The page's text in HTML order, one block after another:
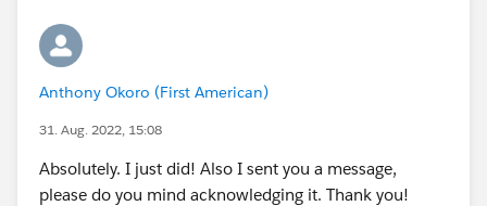
Anthony Okoro (First American)
31. Aug. 2022, 15:08
Absolutely. I just did! Also I sent you a message,
please do you mind acknowledging it. Thank you!